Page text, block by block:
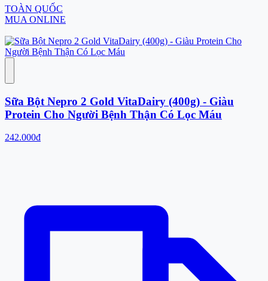
TOÀN QUỐC
MUA ONLINE
Sữa Bột Nepro 2 Gold VitaDairy (400g) - Giàu
Protein Cho Người Bệnh Thận Có Lọc Máu
242.000đ